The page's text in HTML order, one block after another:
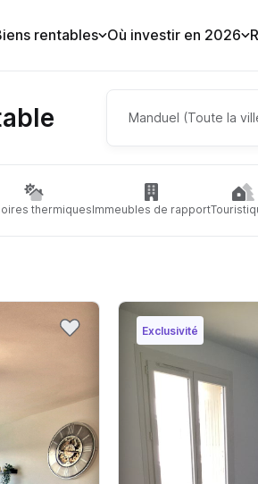
rentables Où investir en 2026
Manduel (Toute la
thermiquesImmeubles de rapport
Exclusivité